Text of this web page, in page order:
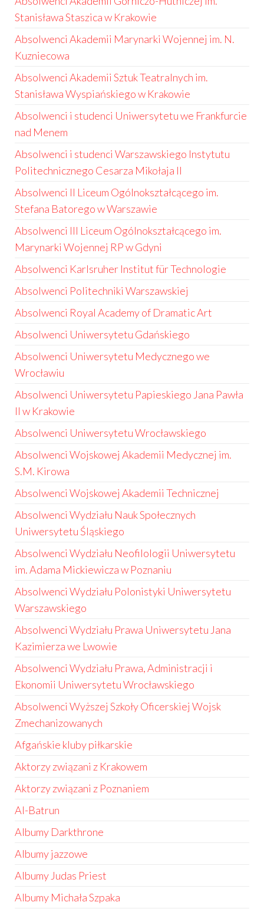
Stanisława Staszica w Krakowie
Absolwenci Akademii Marynarki Wojennej im. N.
Kuzniecowa
Absolwenci Akademii Sztuk Teatralnych im.
Stanisława Wyspiańskiego w Krakowie
Absolwenci i studenci Uniwersytetu we Frankfurcie
nad Menem
Absolwenci i studenci Warszawskiego Instytutu
Politechnicznego Cesarza Mikołaja II
Absolwenci II Liceum Ogólnokształcącego im.
Stefana Batorego w Warszawie
Absolwenci III Liceum Ogólnokształcącego im.
Marynarki Wojennej RP w Gdyni
Absolwenci Karlsruher Institut für Technologie
Absolwenci Politechniki Warszawskiej
Absolwenci Royal Academy of Dramatic Art
Absolwenci Uniwersytetu Gdańskiego
Absolwenci Uniwersytetu Medycznego we
Wrocławiu
Absolwenci Uniwersytetu Papieskiego Jana Pawła
II w Krakowie
Absolwenci Uniwersytetu Wrocławskiego
Absolwenci Wojskowej Akademii Medycznej im.
S.M. Kirowa
Absolwenci Wojskowej Akademii Technicznej
Absolwenci Wydziału Nauk Społecznych
Uniwersytetu Śląskiego
Absolwenci Wydziału Neofilologii Uniwersytetu
im. Adama Mickiewicza w Poznaniu
Absolwenci Wydziału Polonistyki Uniwersytetu
Warszawskiego
Absolwenci Wydziału Prawa Uniwersytetu Jana
Kazimierza we Lwowie
Absolwenci Wydziału Prawa, Administracji i
Ekonomii Uniwersytetu Wrocławskiego
Absolwenci Wyższej Szkoły Oficerskiej Wojsk
Zmechanizowanych
Afgańskie kluby piłkarskie
Aktorzy związani z Krakowem
Aktorzy związani z Poznaniem
Al-Batrun
Albumy Darkthrone
Albumy jazzowe
Albumy Judas Priest
Albumy Michała Szpaka